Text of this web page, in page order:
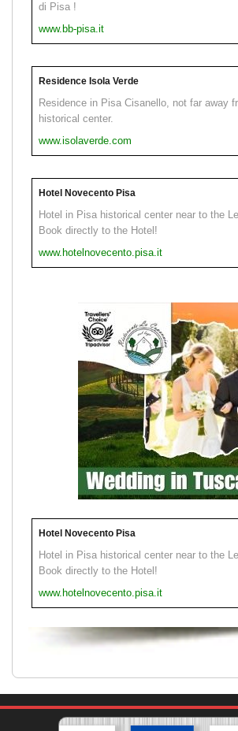
di Pisa !
www.bb-pisa.it
Residence Isola Verde
Residence in Pisa Cisanello, not far away
historical center.
www.isolaverde.com
Hotel Novecento Pisa
Hotel in Pisa historical center near to the
Book directly to the Hotel!
www.hotelnovecento.pisa.it
Hotel Novecento Pisa
Hotel in Pisa historical center near to the
Book directly to the Hotel!
www.hotelnovecento.pisa.it